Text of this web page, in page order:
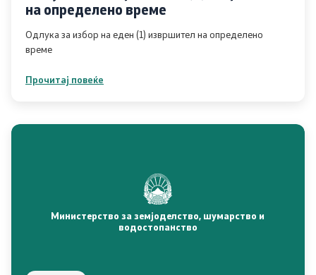
на определено време
Одлука за избор на еден (1) извршител на определено
време
Прочитај повеќе
Министерство за земјоделство, шумарство и
водостопанство